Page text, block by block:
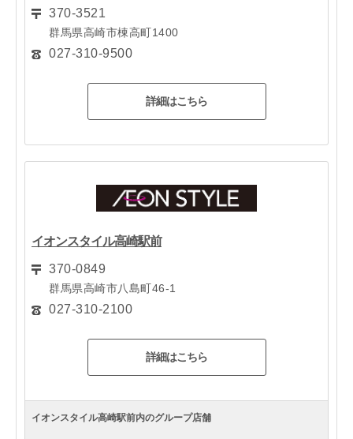
370-3521
群馬県高崎市棟高町1400
027-310-9500
詳細はこちら
イオンスタイル高崎駅前
370-0849
群馬県高崎市八島町46-1
027-310-2100
詳細はこちら
イオンスタイル高崎駅前内のグループ店舗